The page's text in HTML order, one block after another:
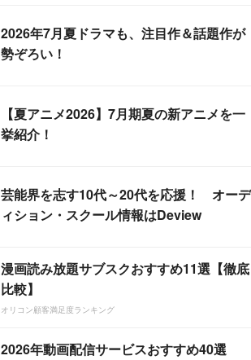
2026年7月夏ドラマも、注目作＆話題作が
勢ぞろい！
【夏アニメ2026】7月期夏の新アニメを一
挙紹介！
芸能界を志す10代～20代を応援！ オーデ
ィション・スクール情報はDeview
漫画読み放題サブスクおすすめ11選【徹底
比較】
オリコン顧客満足度ランキング
2026年動画配信サービスおすすめ40選